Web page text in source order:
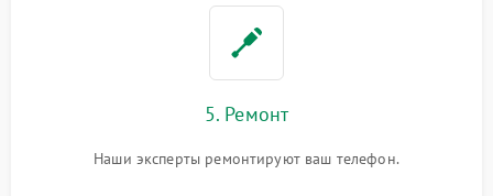
5. Ремонт
Наши эксперты ремонтируют ваш телефон.